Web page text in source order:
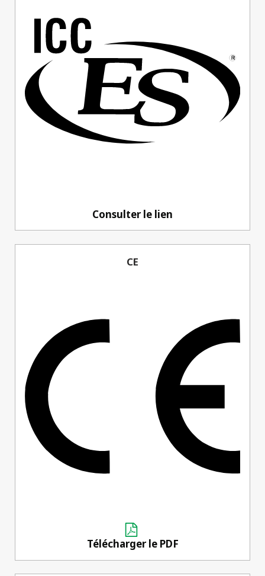
Consulter le lien
CE
Télécharger le PDF